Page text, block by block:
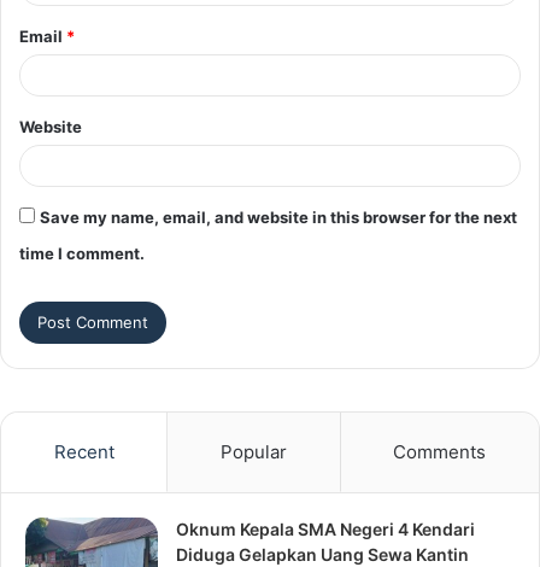
Email *
Website
Save my name, email, and website in this browser for the next
time I comment.
Recent Popular Comments
Oknum Kepala SMA Negeri 4 Kendari
Diduga Gelapkan Uang Sewa Kantin